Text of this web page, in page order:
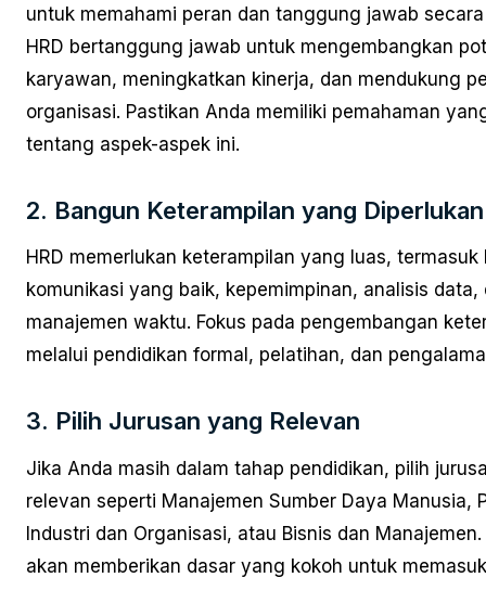
untuk memahami peran dan tanggung jawab
HRD bertanggung jawab untuk mengembangkan
karyawan, meningkatkan kinerja, dan mendukung
organisasi. Pastikan Anda memiliki pemahaman
tentang aspek-aspek ini.
2. Bangun Keterampilan yang Diperlukan
HRD memerlukan keterampilan yang luas, termasuk
komunikasi yang baik, kepemimpinan, analisis data,
manajemen waktu. Fokus pada pengembangan
melalui pendidikan formal, pelatihan, dan
3. Pilih Jurusan yang Relevan
Jika Anda masih dalam tahap pendidikan, pilih
relevan seperti Manajemen Sumber Daya Manusia,
Industri dan Organisasi, atau Bisnis dan Manajemen.
akan memberikan dasar yang kokoh untuk